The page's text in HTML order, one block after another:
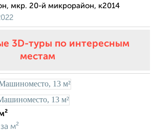
мкр. 20-й микрорайон, к2014
3D-туры по интересным
местам
за м²